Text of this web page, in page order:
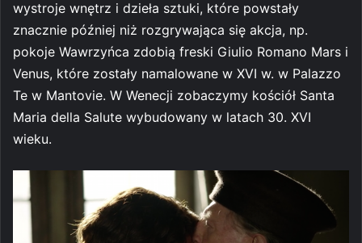
wystroje wnętrz i dzieła sztuki, które powstały
znacznie później niż rozgrywająca się akcja, np.
pokoje Wawrzyńca zdobią freski Giulio Romano Mars i
Venus, które zostały namalowane w XVI w. w Palazzo
Te w Mantovie. W Wenecji zobaczymy kościół Santa
Maria della Salute wybudowany w latach 30. XVI
wieku.